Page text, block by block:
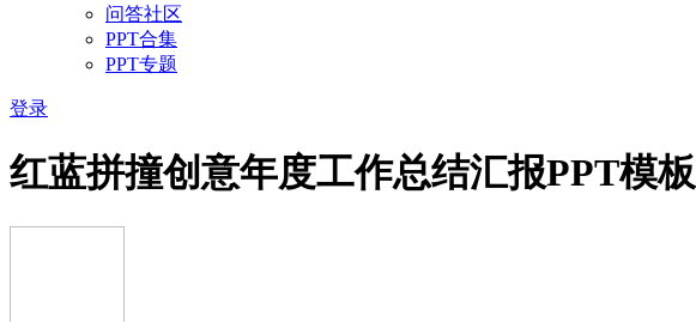
问答社区
PPT合集
PPT专题
登录
红蓝拼撞创意年度工作总结汇报PPT模板